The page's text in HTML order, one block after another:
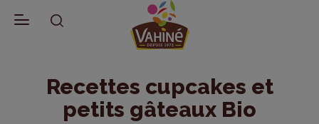
Recettes cupcakes et
petits gâteaux Bio
CATEGORIEËN RECEPTEN
Biologische recepten
Klassieke recepten
SOORTEN RECEPTEN(102)
Workshops voor kinderen
Met Fondant
GELEGENHEDEN(119)
Zomerdesserts
Driekoningen
Amandel
Karamel
VOORBEREIDINGSTIJD(0)
Minder dan 15 minuten
Meer dan 30 minuten
Herfst
Zomer